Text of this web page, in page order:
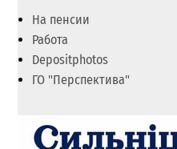
На пенсии
Работа
Depositphotos
ГО "Перспектива"